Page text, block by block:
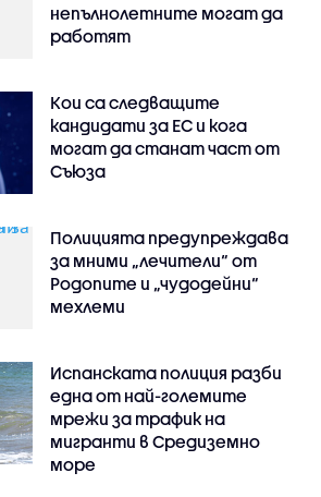
непълнолетните могат да
работят
Кои са следващите
кандидати за ЕС и кога
могат да станат част от
Съюза
Полицията предупреждава
за мними „лечители“ от
Родопите и „чудодейни“
мехлеми
Испанската полиция разби
една от най-големите
мрежи за трафик на
мигранти в Средиземно
море